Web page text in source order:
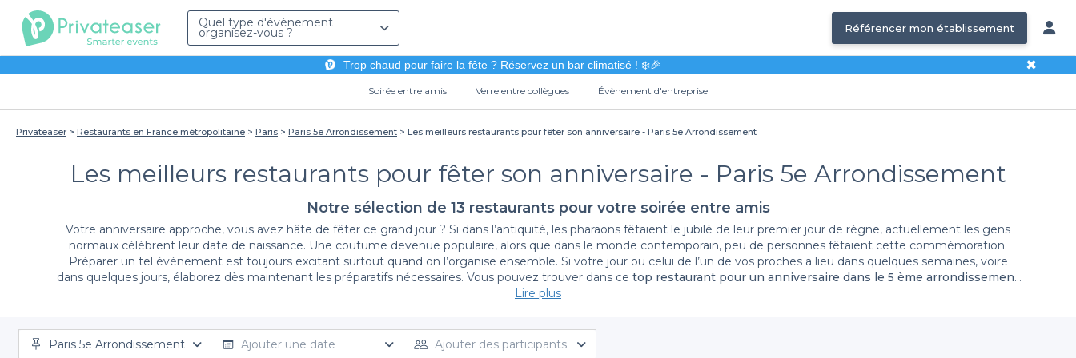
Quel type d'évènement
organisez-vous ? Référencer mon établissement
Trop chaud pour faire la fête ? Réservez un bar climatisé! ❄️🎉 ✖
Soirée entre amis Verre entre collègues Évènement d'entreprise
Privateaser Restaurants en France métropolitaine Paris Paris 5e Arrondissement Les meilleurs restaurants pour fêter son anniversaire - Paris 5e Arrondissement
Les meilleurs restaurants pour fêter son anniversaire - Paris 5e Arrondissement
Notre sélection de 13 restaurants pour votre soirée entre amis
Votre anniversaire approche, vous avez hâte de fêter ce grand jour ? Si dans l’antiquité, les pharaons fêtaient le jubilé de leur premier jour de règne, actuellement les gens
normaux célèbrent leur date de naissance. Une coutume devenue populaire, alors que dans le monde contemporain, peu de personnes fêtaient cette commémoration.
Préparer un tel événement est toujours excitant surtout quand on l’organise ensemble. Si votre jour ou celui de l’un de vos proches a lieu dans quelques semaines, voire
dans quelques jours, élaborez dès maintenant les préparatifs nécessaires. Vous pouvez trouver dans ce top restaurant pour un anniversaire dans le 5 ème arrondissement
l’adresse parfaite pour l’organiser.
Cette division surnommée Panthéon est l’une des sous-préfectures les plus vieilles de la capitale. Cet endroit est idéal pour une excursion entre amis ou entre famille. Des
Lire plus
Paris 5e Arrondissement Ajouter une date Ajouter des participants